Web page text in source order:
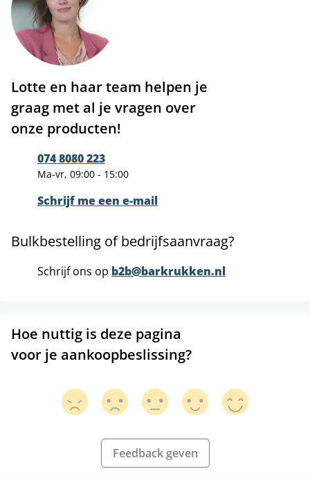
Lotte en haar team helpen je
graag met al je vragen over
onze producten!
074 8080 223
Ma-vr, 09:00 - 15:00
Schrijf me een e-mail
Bulkbestelling of bedrijfsaanvraag?
Schrijf ons op b2b@barkrukken.nl
Hoe nuttig is deze pagina
voor je aankoopbeslissing?
Feedback geven